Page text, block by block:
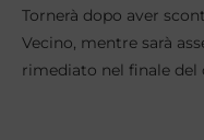
Tornerà dopo aver
Vecino, mentre sarà
rimediato nel finale del